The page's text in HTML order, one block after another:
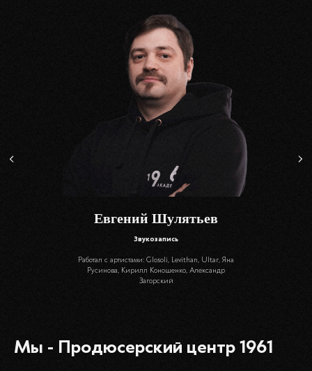
Евгений Шулятьев
Звукозапись
Работал с артистами: Glosoli, Levithan, Ultar, Яна
Русинова, Кирилл Коношенко, Александр
Загорский
Мы - Продюсерский центр 1961